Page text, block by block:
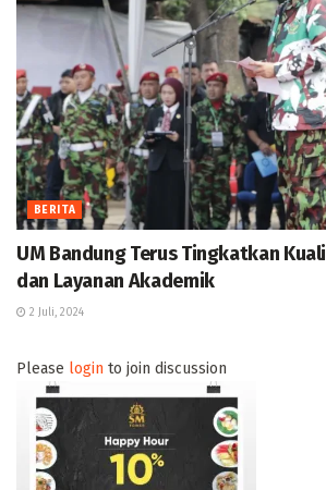
BERITA
UM Bandung Terus Tingkatkan
dan Layanan Akademik
2 Juli, 2024
Please login to join discussion